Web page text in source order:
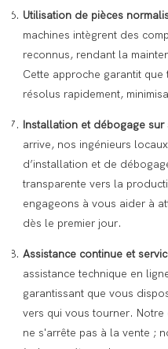
Utilisation de pièces
machines intègrent des
reconnus, rendant la
Cette approche garantit
résolus rapidement,
Installation et débogage sur
arrive, nos ingénieurs
d’installation et de
transparente vers la
engageons à vous aider à
dès le premier jour.
Assistance continue et
assistance technique en
garantissant que vous
vers qui vous tourner. Notre
ne s'arrête pas à la vente ;